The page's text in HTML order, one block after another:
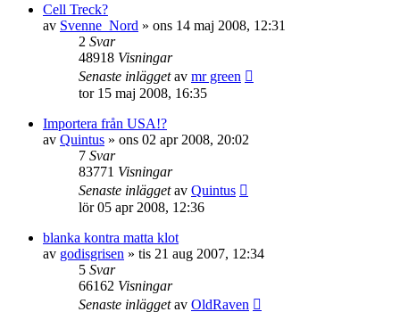
Cell Treck?
av Svenne_Nord » ons 14 maj 2008, 12:31
2 Svar
48918 Visningar
Senaste inläggetav mr green
tor 15 maj 2008, 16:35
Importera från USA!?
av Quintus » ons 02 apr 2008, 20:02
7 Svar
83771 Visningar
Senaste inläggetav Quintus
lör 05 apr 2008, 12:36
blanka kontra matta klot
av godisgrisen » tis 21 aug 2007, 12:34
5 Svar
66162 Visningar
Senaste inläggetav OldRaven